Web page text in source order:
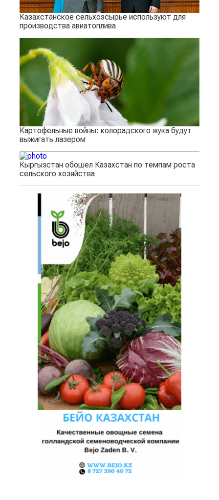
Казахстанское сельхозсырье используют для
производства авиатоплива
Картофельные войны: колорадского жука будут
выжигать лазером
Кыргызстан обошел Казахстан по темпам роста
сельского хозяйства